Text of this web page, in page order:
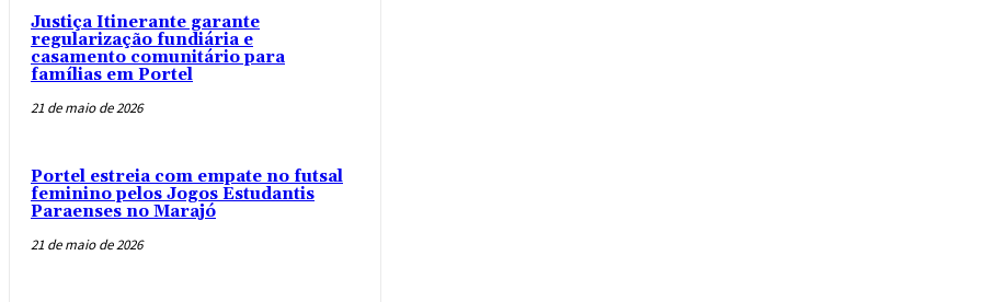
Justiça Itinerante garante
regularização fundiária e
casamento comunitário para
famílias em Portel
21 de maio de 2026
Portel estreia com empate no futsal
feminino pelos Jogos Estudantis
Paraenses no Marajó
21 de maio de 2026